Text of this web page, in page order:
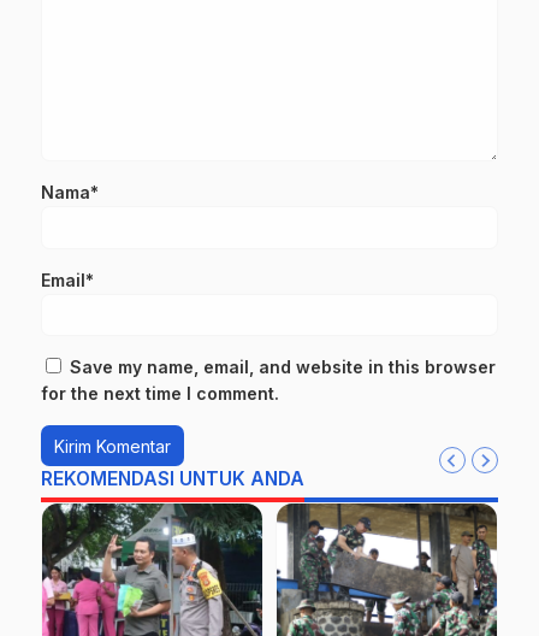
Nama*
Email*
Save my name, email, and website in this browser
for the next time I comment.
REKOMENDASI UNTUK ANDA